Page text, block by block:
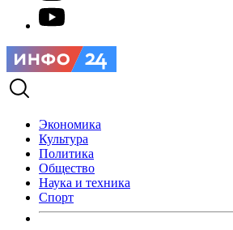
Экономика
Культура
Политика
Общество
Наука и техника
Спорт